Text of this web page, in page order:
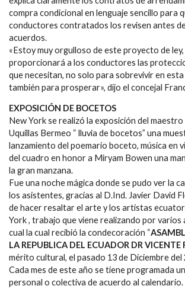
compra condicional en lenguaje sencillo para
conductores contratados los revisen antes
acuerdos.
«Estoy muy orgulloso de este proyecto de ley,
proporcionará a los conductores las
que necesitan, no solo para sobrevivir en esta
también para prosperar», dijo el concejal
EXPOSICIÓN DE BOCETOS
New York se realizó la exposición del
Uquillas Bermeo “ lluvia de bocetos” una
lanzamiento del poemario boceto, música en
del cuadro en honor a Miryam Bowen una
la gran manzana.
Fue una noche mágica donde se pudo ver la
los asistentes, gracias al D.Ind. Javier David
de hacer resaltar el arte y los artistas
York , trabajo que viene realizando por varios
cual la cual recibió la condecoración “
LA REPUBLICA DEL ECUADOR DR VICENTE
mérito cultural, el pasado 13 de Diciembre del
Cada mes de este año se tiene programada
personal o colectiva de acuerdo al calendario.